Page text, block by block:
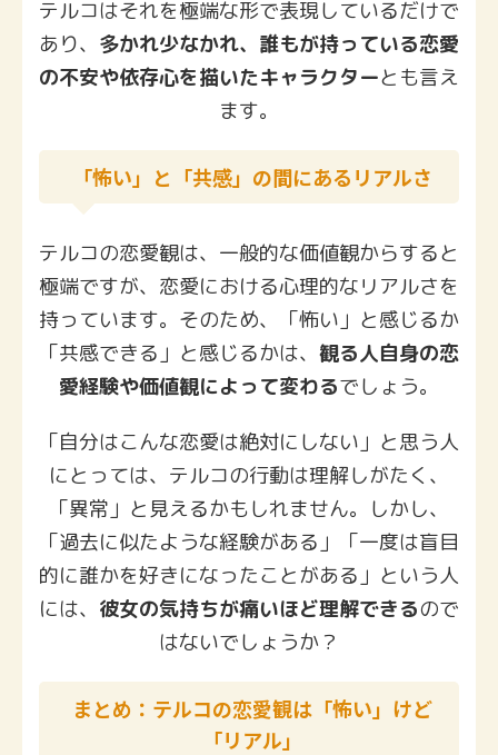
テルコはそれを極端な形で表現しているだけで
あり、 多かれ少なかれ、誰もが持っている恋愛
の不安や依存心を描いたキャラクターとも言え
ます。
「怖い」と「共感」の間にあるリアルさ
テルコの恋愛観は、一般的な価値観からすると
極端ですが、恋愛における心理的なリアルさを
持っています。そのため、「怖い」と感じるか
「共感できる」と感じるかは、 観る人自身の恋
愛経験や価値観によって変わるでしょう。
「自分はこんな恋愛は絶対にしない」と思う人
にとっては、テルコの行動は理解しがたく、
「異常」と見えるかもしれません。しかし、
「過去に似たような経験がある」「一度は盲目
的に誰かを好きになったことがある」という人
には、 彼女の気持ちが痛いほど理解できるので
はないでしょうか？
まとめ：テルコの恋愛観は「怖い」けど
「リアル」